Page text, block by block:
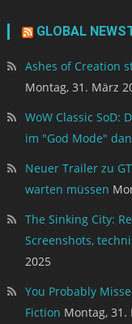
GLOBAL
Ashes of Creation
Montag, 31. März
WoW Classic SoD:
im "God Mode"
Neuer Trailer zu
warten müssen
The Sinking City:
Screenshots,
2025
You Probably
Fiction Montag, 31.